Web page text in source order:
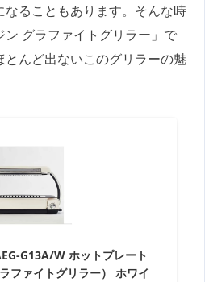
ることもあります。そんな時
グラファイトグリラー」で
んど出ないこのグリラーの魅
G13A/W ホットプレート
ァイトグリラー） ホワイ